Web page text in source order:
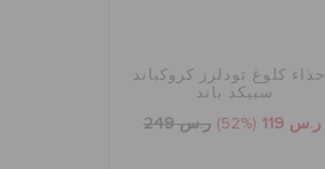
حذاء كلوغ تودلرز كروكباند
سبيكد باند
ر.س 119 (52%) ر.س 249